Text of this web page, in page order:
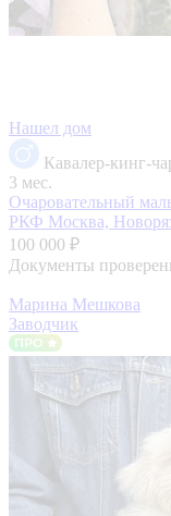
Нашел дом
Кавалер-кинг-
3 мес.
Очаровательный
РКФ Москва,
100 000 ₽
Документы
Марина Мешкова
Заводчик